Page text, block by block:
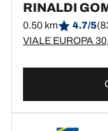
RINALDI
0.50 km 4.7/5
VIALE EUROPA